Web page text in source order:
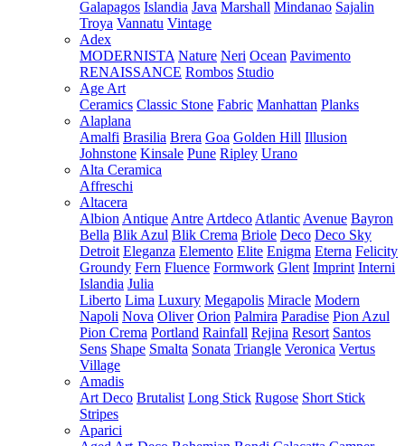
Galapagos Islandia Java Marshall Mindanao Sajalin
Troya Vannatu Vintage
Adex
MODERNISTA Nature Neri Ocean Pavimento
RENAISSANCE Rombos Studio
Age Art
Ceramics Classic Stone Fabric Manhattan Planks
Alaplana
Amalfi Brasilia Brera Goa Golden Hill Illusion
Johnstone Kinsale Pune Ripley Urano
Alta Ceramica
Affreschi
Altacera
Albion Antique Antre Artdeco Atlantic Avenue Bayron
Bella Blik Azul Blik Crema Briole Deco Deco Sky
Detroit Eleganza Elemento Elite Enigma Eterna Felicity
Groundy Fern Fluence Formwork Glent Imprint Interni
Islandia Julia
Liberto Lima Luxury Megapolis Miracle Modern
Napoli Nova Oliver Orion Palmira Paradise Pion Azul
Pion Crema Portland Rainfall Rejina Resort Santos
Sens Shape Smalta Sonata Triangle Veronica Vertus
Village
Amadis
Art Deco Brutalist Long Stick Rugose Short Stick
Stripes
Aparici